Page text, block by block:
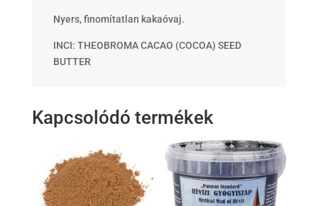
Nyers, finomítatlan kakaóvaj.
INCI: THEOBROMA CACAO (COCOA) SEED
BUTTER
Kapcsolódó termékek